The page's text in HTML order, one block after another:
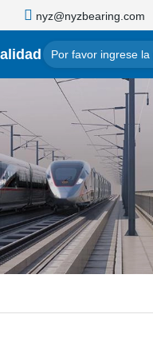
nyz@nyzbearing.com